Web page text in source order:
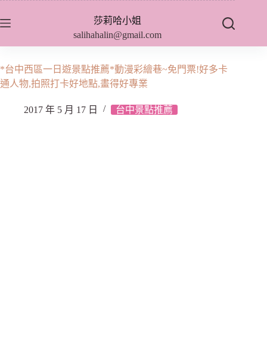
至
內
容
莎莉哈小姐
salihahalin@gmail.com
*台中西區一日遊景點推薦*動漫彩繪巷~免門票!好多卡
通人物,拍照打卡好地點,畫得好專業
2017 年 5 月 17 日 台中景點推薦